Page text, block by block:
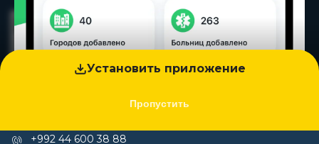
Установить приложение
Пропустить
+992 44 600 38 88